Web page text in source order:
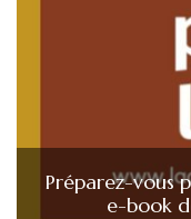
Préparez-vous
e-book